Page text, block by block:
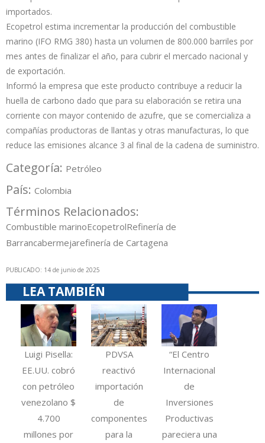
importados.
Ecopetrol estima incrementar la producción del combustible
marino (IFO RMG 380) hasta un volumen de 800.000 barriles por
mes antes de finalizar el año, para cubrir el mercado nacional y
de exportación.
Informó la empresa que este producto contribuye a reducir la
huella de carbono dado que para su elaboración se retira una
corriente con mayor contenido de azufre, que se comercializa a
compañías productoras de llantas y otras manufacturas, lo que
reduce las emisiones alcance 3 al final de la cadena de suministro.
Categoría: Petróleo
País: Colombia
Términos Relacionados:
Combustible marinoEcopetrolRefinería de
Barrancabermejarefinería de Cartagena
PUBLICADO: 14 de junio de 2025
LEA TAMBIÉN
Luigi Pisella:
EE.UU. cobró
con petróleo
venezolano $
4.700
millones por
PDVSA
reactivó
importación
de
componentes
para la
“El Centro
Internacional
de
Inversiones
Productivas
pareciera una